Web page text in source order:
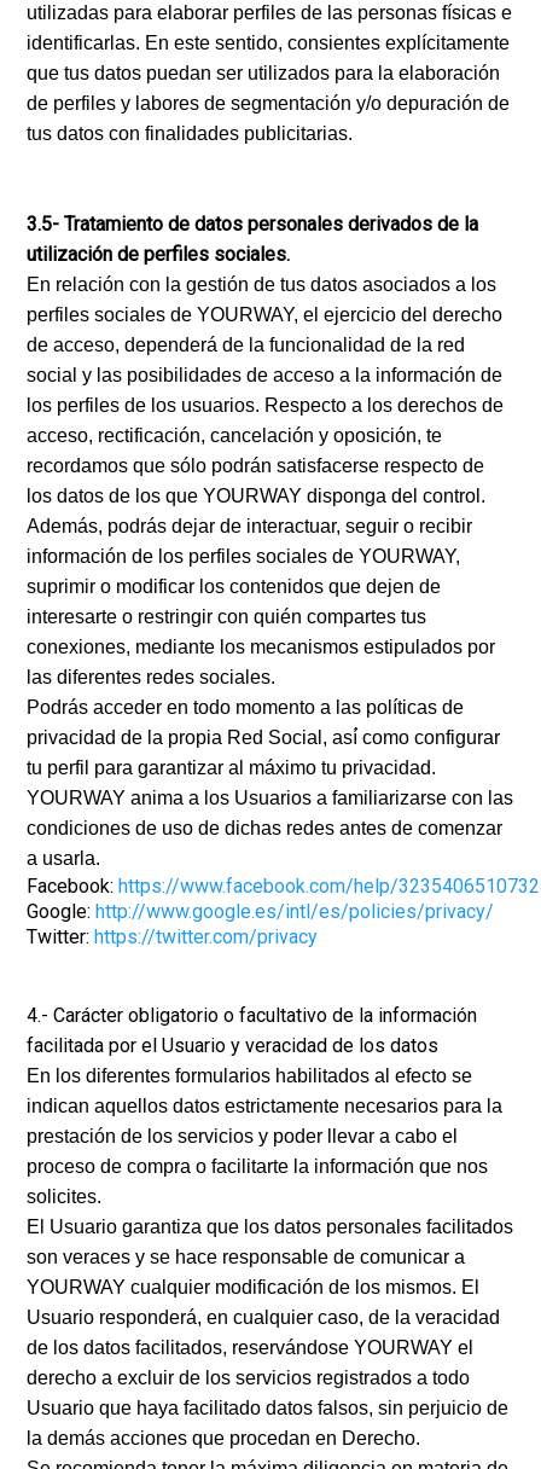
utilizadas para elaborar perfiles de las personas físicas e
identificarlas. En este sentido, consientes explícitamente
que tus datos puedan ser utilizados para la elaboración
de perfiles y labores de segmentación y/o depuración de
tus datos con finalidades publicitarias.
3.5- Tratamiento de datos personales derivados de la
utilización de perfiles sociales.
En relación con la gestión de tus datos asociados a los
perfiles sociales de YOURWAY, el ejercicio del derecho
de acceso, dependerá de la funcionalidad de la red
social y las posibilidades de acceso a la información de
los perfiles de los usuarios. Respecto a los derechos de
acceso, rectificación, cancelación y oposición, te
recordamos que sólo podrán satisfacerse respecto de
los datos de los que YOURWAY disponga del control.
Además, podrás dejar de interactuar, seguir o recibir
información de los perfiles sociales de YOURWAY,
suprimir o modificar los contenidos que dejen de
interesarte o restringir con quién compartes tus
conexiones, mediante los mecanismos estipulados por
las diferentes redes sociales.
Podrás acceder en todo momento a las políticas de
privacidad de la propia Red Social, así́ como configurar
tu perfil para garantizar al máximo tu privacidad.
YOURWAY anima a los Usuarios a familiarizarse con las
condiciones de uso de dichas redes antes de comenzar
a usarla.
Facebook:https://www.facebook.com/help/
Google:http://www.google.es/intl/es/policies/privacy/
Twitter:https://twitter.com/privacy
4.- Carácter obligatorio o facultativo de la información
facilitada por el Usuario y veracidad de los datos
En los diferentes formularios habilitados al efecto se
indican aquellos datos estrictamente necesarios para la
prestación de los servicios y poder llevar a cabo el
proceso de compra o facilitarte la información que nos
solicites.
El Usuario garantiza que los datos personales facilitados
son veraces y se hace responsable de comunicar a
YOURWAY cualquier modificación de los mismos. El
Usuario responderá, en cualquier caso, de la veracidad
de los datos facilitados, reservándose YOURWAY el
derecho a excluir de los servicios registrados a todo
Usuario que haya facilitado datos falsos, sin perjuicio de
la demás acciones que procedan en Derecho.